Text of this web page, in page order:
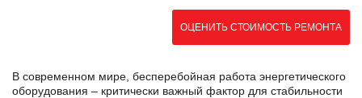
ОЦЕНИТЬ СТОИМОСТЬ РЕМОНТА
В современном мире, бесперебойная работа энергетического
оборудования – критически важный фактор для стабильности